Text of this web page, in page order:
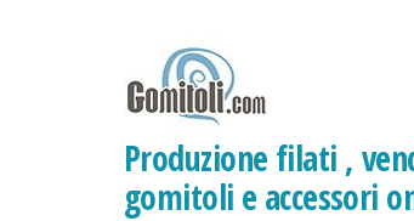
Produzione filati ,
gomitoli e accessori